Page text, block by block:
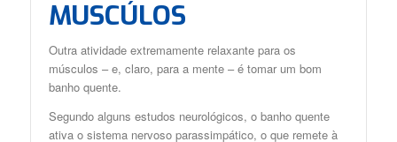
MUSCÚLOS
Outra atividade extremamente relaxante para os
músculos – e, claro, para a mente – é tomar um bom
banho quente.
Segundo alguns estudos neurológicos, o banho quente
ativa o sistema nervoso parassimpático, o que remete à